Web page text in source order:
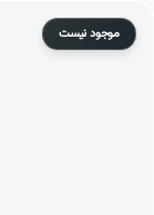
موجود نیست